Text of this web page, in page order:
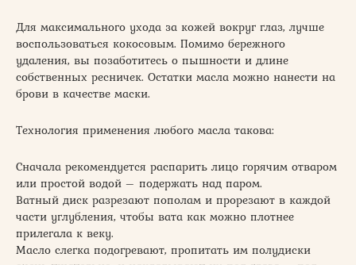
Для максимального ухода за кожей вокруг глаз, лучше
воспользоваться кокосовым. Помимо бережного
удаления, вы позаботитесь о пышности и длине
собственных ресничек. Остатки масла можно нанести на
брови в качестве маски.
Технология применения любого масла такова:
Сначала рекомендуется распарить лицо горячим отваром
или простой водой – подержать над паром.
Ватный диск разрезают пополам и прорезают в каждой
части углубления, чтобы вата как можно плотнее
прилегала к веку.
Масло слегка подогревают, пропитать им полудиски